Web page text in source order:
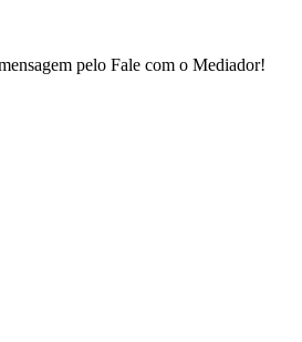
pelo Fale com o Mediador!